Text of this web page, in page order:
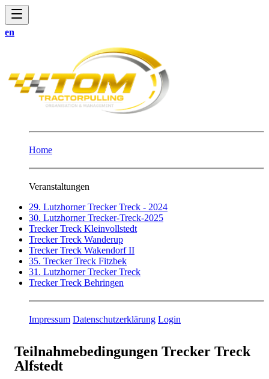
en
Home
Veranstaltungen
29. Lutzhorner Trecker Treck - 2024
30. Lutzhorner Trecker-Treck-2025
Trecker Treck Kleinvollstedt
Trecker Treck Wanderup
Trecker Treck Wakendorf II
35. Trecker Treck Fitzbek
31. Lutzhorner Trecker Treck
Trecker Treck Behringen
Impressum Datenschutzerklärung Login
Teilnahmebedingungen Trecker Treck
Alfstedt